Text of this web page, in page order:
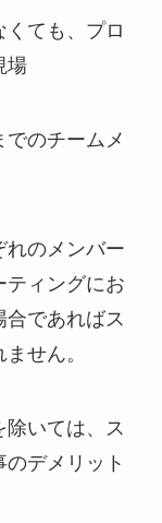
ても、プロ
場
のチームメ
れのメンバー
ティングにお
であればス
せん。
除いては、ス
デメリット